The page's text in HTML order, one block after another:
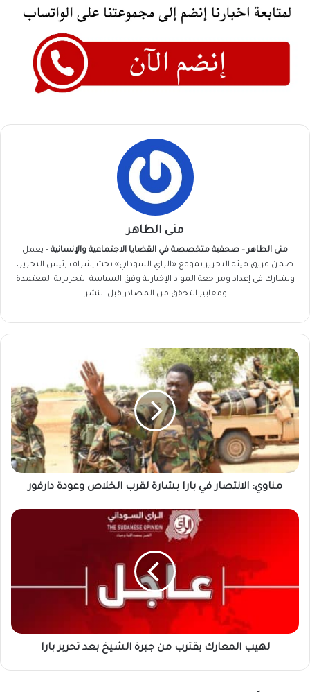
منى الطاهر
منى الطاهر – صحفية متخصصة في القضايا الاجتماعية والإنسانية - يعمل
ضمن فريق هيئة التحرير بموقع «الراي السوداني» تحت إشراف رئيس التحرير،
ويشارك في إعداد ومراجعة المواد الإخبارية وفق السياسة التحريرية المعتمدة
ومعايير التحقق من المصادر قبل النشر.
مناوي:
الانتصار
في
بارا
بشارة
لقرب
الخلاص
وعودة
دارفور
مناوي: الانتصار في بارا بشارة لقرب الخلاص وعودة دارفور
لهيب
الشيخ
بارا
لهيب المعارك يقترب من جبرة الشيخ بعد تحرير بارا